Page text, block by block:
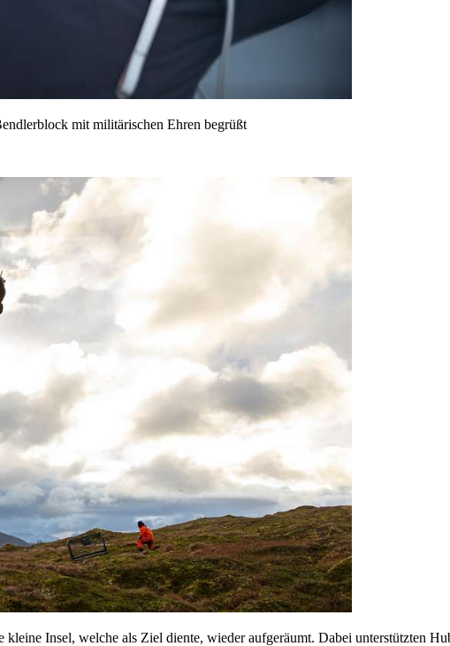
mit militärischen Ehren begrüßt
Insel, welche als Ziel diente, wieder aufgeräumt. Dabei unterstützten